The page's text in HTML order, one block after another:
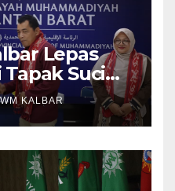
Lepas
Suci
XVI di
KALBAR